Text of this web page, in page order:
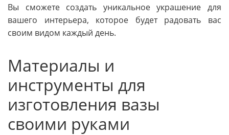
Вы сможете создать уникальное украшение для
вашего интерьера, которое будет радовать вас
своим видом каждый день.
Материалы и
инструменты для
изготовления вазы
своими руками